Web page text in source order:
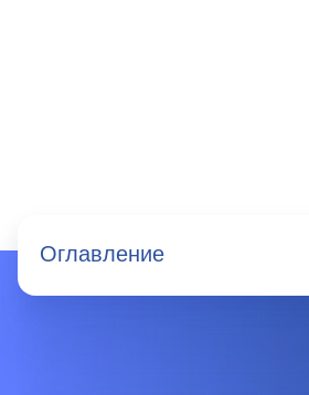
Оглавление